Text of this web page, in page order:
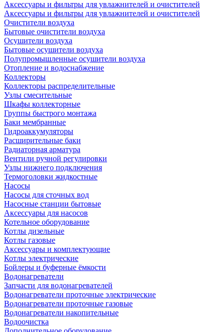
Аксессуары и фильтры для увлажнителей и очистителей
Аксессуары и фильтры для увлажнителей и очистителей
Очистители воздуха
Бытовые очистители воздуха
Осушители воздуха
Бытовые осушители воздуха
Полупромышленные осушители воздуха
Отопление и водоснабжение
Коллекторы
Коллекторы распределительные
Узлы смесительные
Шкафы коллекторные
Группы быстрого монтажа
Баки мембранные
Гидроаккумуляторы
Расширительные баки
Радиаторная арматура
Вентили ручной регулировки
Узлы нижнего подключения
Термоголовки жидкостные
Насосы
Насосы для сточных вод
Насосные станции бытовые
Аксессуары для насосов
Котельное оборудование
Котлы дизельные
Котлы газовые
Аксессуары и комплектующие
Котлы электрические
Бойлеры и буферные ёмкости
Водонагреватели
Запчасти для водонагревателей
Водонагреватели проточные электрические
Водонагреватели проточные газовые
Водонагреватели накопительные
Водоочистка